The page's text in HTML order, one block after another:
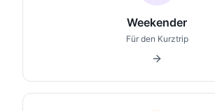
Weekender
Für den Kurztrip